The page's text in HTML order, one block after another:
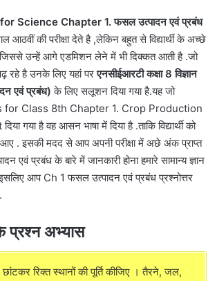
Science Chapter 1. फसल उत्पादन एवं प्रबंध
आठवीं की परीक्षा देते है ,लेकिन बहुत से विद्यार्थी के अच्छे
जिससे उन्हें आगे एडमिशन लेने में भी दिक्कत आती है .जो
पढ़ रहे है उनके लिए यहां परएनसीईआरटी कक्षा 8 विज्ञान
एवं प्रबंध) के लिए सलूशन दिया गया है.यह जो
for Class 8th Chapter 1. Crop Production
गया है वह आसन भाषा में दिया है .ताकि विद्यार्थी को
. इसकी मदद से आप अपनी परीक्षा में अछे अंक प्राप्त
एवं प्रबंध के बारे में जानकारी होना हमारे सामान्य ज्ञान
आप Ch 1 फसल उत्पादन एवं प्रबंध प्रश्नोत्तर
प्रश्न अभ्यास
रिक्त स्थानों की पूर्ति कीजिए । तैरने, जल,